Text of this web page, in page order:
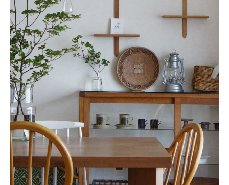
キッチン
収納/掃除
暮らし
daily mukuri / アイテム
カテゴリー一覧
新着記事